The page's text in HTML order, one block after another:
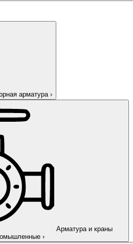
арматура ›
Арматура и краны
›